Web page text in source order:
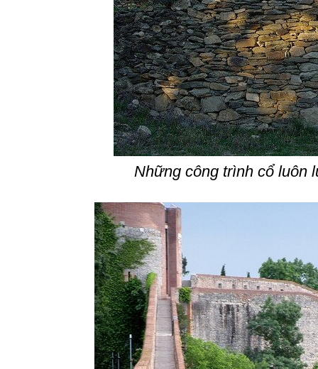
Những công trình cổ luôn